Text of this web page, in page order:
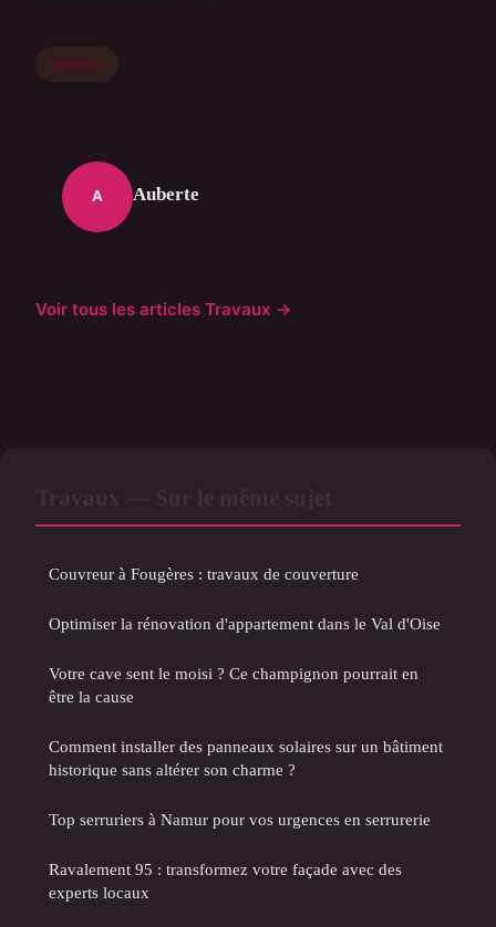
travaux
A Auberte
Voir tous les articles Travaux →
Couvreur à Fougères : travaux de couverture
Optimiser la rénovation d'appartement dans le Val d'Oise
Votre cave sent le moisi ? Ce champignon pourrait en
être la cause
Comment installer des panneaux solaires sur un bâtiment
historique sans altérer son charme ?
Top serruriers à Namur pour vos urgences en serrurerie
Ravalement 95 : transformez votre façade avec des
experts locaux